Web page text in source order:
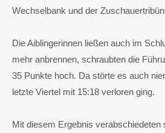
Wechselbank und der
Die Aiblingerinnen ließen auch im
mehr anbrennen, schraubten die
35 Punkte hoch. Da störte es auch
letzte Viertel mit 15:18 verloren ging.
Mit diesem Ergebnis verabschiedeten